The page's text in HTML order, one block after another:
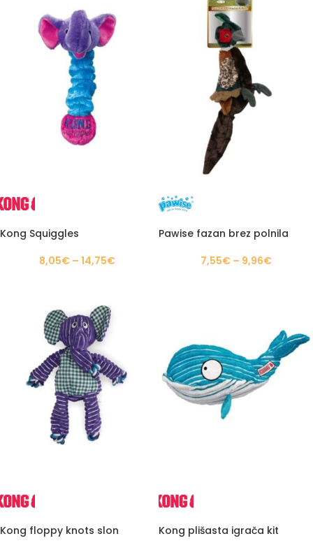
Kong Squiggles
8,05€ – 14,75€
Pawise fazan brez polnila
7,55€ – 9,96€
Kong floppy knots slon
Kong plišasta igrača kit